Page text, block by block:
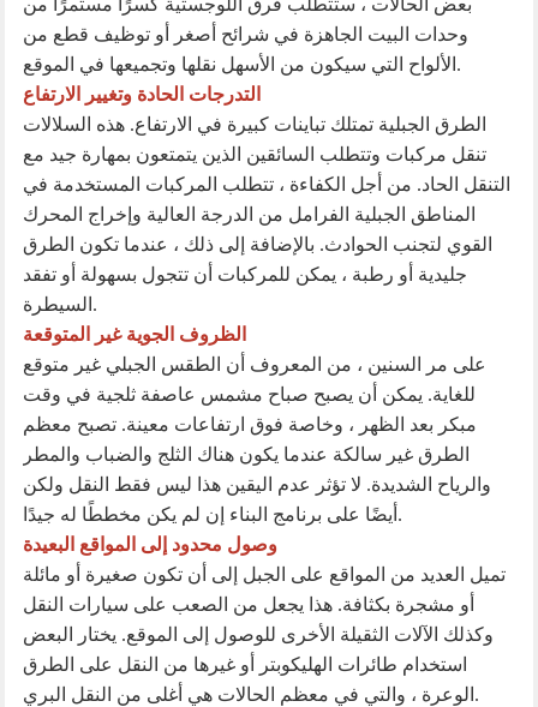
بعض الحالات ، ستتطلب فرق اللوجستية كسرًا مستمرًا من
وحدات البيت الجاهزة في شرائح أصغر أو توظيف قطع من
الألواح التي سيكون من الأسهل نقلها وتجميعها في الموقع.
التدرجات الحادة وتغيير الارتفاع
الطرق الجبلية تمتلك تباينات كبيرة في الارتفاع. هذه السلالات
تنقل مركبات وتتطلب السائقين الذين يتمتعون بمهارة جيد مع
التنقل الحاد. من أجل الكفاءة ، تتطلب المركبات المستخدمة في
المناطق الجبلية الفرامل من الدرجة العالية وإخراج المحرك
القوي لتجنب الحوادث. بالإضافة إلى ذلك ، عندما تكون الطرق
جليدية أو رطبة ، يمكن للمركبات أن تتجول بسهولة أو تفقد
السيطرة.
الظروف الجوية غير المتوقعة
على مر السنين ، من المعروف أن الطقس الجبلي غير متوقع
للغاية. يمكن أن يصبح صباح مشمس عاصفة ثلجية في وقت
مبكر بعد الظهر ، وخاصة فوق ارتفاعات معينة. تصبح معظم
الطرق غير سالكة عندما يكون هناك الثلج والضباب والمطر
والرياح الشديدة. لا تؤثر عدم اليقين هذا ليس فقط النقل ولكن
أيضًا على برنامج البناء إن لم يكن مخططًا له جيدًا.
وصول محدود إلى المواقع البعيدة
تميل العديد من المواقع على الجبل إلى أن تكون صغيرة أو مائلة
أو مشجرة بكثافة. هذا يجعل من الصعب على سيارات النقل
وكذلك الآلات الثقيلة الأخرى للوصول إلى الموقع. يختار البعض
استخدام طائرات الهليكوبتر أو غيرها من النقل على الطرق
الوعرة ، والتي في معظم الحالات هي أغلى من النقل البري.